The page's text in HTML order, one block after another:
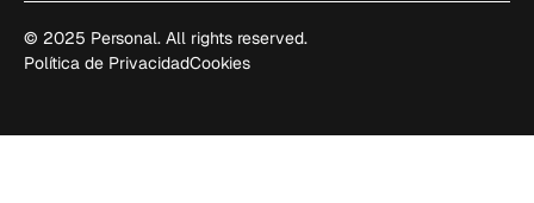
© 2025 Personal. All rights reserved.
Política de PrivacidadCookies